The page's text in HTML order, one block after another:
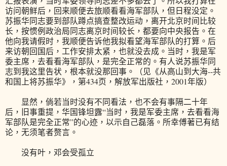
访问朝鲜后，回来顺便去旅顺看看海军部队，但日程没定。
苏振华同志要到部队蹲点搞查整改运动，离开北京时间比较
长，按惯例政治局同志离京时间较长，都要向中央报告。在
他向我请假时，我顺便告诉他我拟看望海军部队的打算。后
来访朝回国后，工作安排太紧，也就没去成。当时，我是军
委主席，去看看海军部队，是完全正常的。有人说苏振华同
志到我这里告状，根本就没那回事。（见《从高山到大海--共
和国上将苏振华》，第434页，解放军出版社，2001年版）
显然，倘若当时没有不同看法，也不会有事隔二十年
后，旧事重提，华国锋坦露“当时，我是军委主席，去看看海
军部队是完全正常”的心迹，以示自己磊落。所幸傅著已有结
论，无须笔者赘言。
没有叶，邓会受孤立